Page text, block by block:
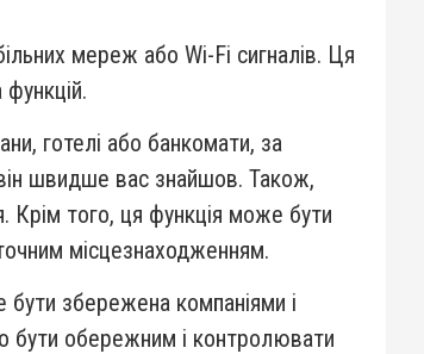
мереж або Wi-Fi сигналів. Ця
готелі або банкомати, за
швидше вас знайшов. Також,
Крім того, ця функція може бути
місцезнаходженням.
збережена компаніями і
бути обережним і контролювати